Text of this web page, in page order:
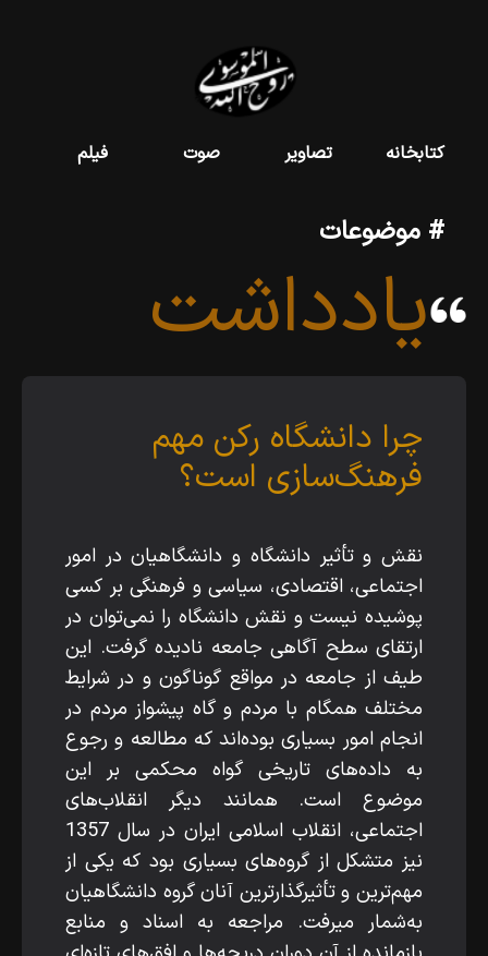
کتابخانه تصاویر صوت فیلم
# موضوعات
یادداشت
چرا دانشگاه رکن مهم
فرهنگ‌سازی است؟
نقش و تأثیر دانشگاه و دانشگاهیان در امور
اجتماعی، اقتصادی، سیاسی و فرهنگی بر کسی
پوشیده نیست و نقش دانشگاه را نمی‌توان در
ارتقای سطح آگاهی جامعه نادیده گرفت. این
طیف از جامعه در مواقع گوناگون و در شرایط
مختلف همگام با مردم و گاه پیشواز مردم در
انجام امور بسیاری بوده‌اند که مطالعه و رجوع
به داده‌های تاریخی گواه محکمی بر این
موضوع است. همانند دیگر انقلاب‌های
اجتماعی، انقلاب اسلامی ایران در سال 1357
نیز متشکل از گروه‌های بسیاری بود که یکی از
مهم‌ترین و تأثیرگذارترین آنان گروه دانشگاهیان
به‌شمار می­رفت. مراجعه به اسناد و منابع